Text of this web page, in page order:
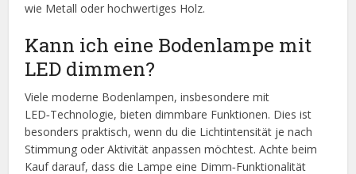
wie Metall oder hochwertiges Holz.
Kann ich eine Bodenlampe mit
LED dimmen?
Viele moderne Bodenlampen, insbesondere mit
LED‑Technologie, bieten dimmbare Funktionen. Dies ist
besonders praktisch, wenn du die Lichtintensität je nach
Stimmung oder Aktivität anpassen möchtest. Achte beim
Kauf darauf, dass die Lampe eine Dimm‑Funktionalität